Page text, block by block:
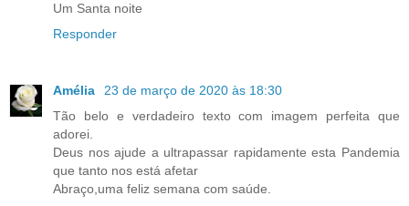
Um Santa noite
Responder
Amélia
23 de março de 2020 às 18:30
Tão belo e verdadeiro texto com imagem perfeita que
adorei.
Deus nos ajude a ultrapassar rapidamente esta Pandemia
que tanto nos está afetar
Abraço,uma feliz semana com saúde.